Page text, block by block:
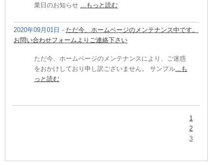
業日のお知らせ
...もっと読む
2020年09月01日 - ただ今、ホームページのメンテナンス中です。
お問い合わせフォームよりご連絡下さい
ただ今、ホームページのメンテナンスにより、ご迷惑
をおかけしており申し訳ございません。 サンプル ...も
っと読む
1
2
3